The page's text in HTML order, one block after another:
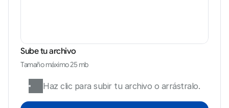
Sube tu archivo
Tamaño máximo 25 mb
Haz clic para subir tu archivo o arrástralo.